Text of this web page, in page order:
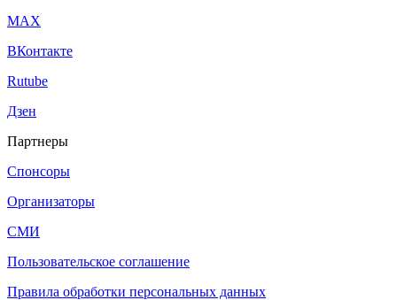
МАХ
ВКонтакте
Rutube
Дзен
Партнеры
Спонсоры
Организаторы
СМИ
Пользовательское соглашение
Правила обработки персональных данных